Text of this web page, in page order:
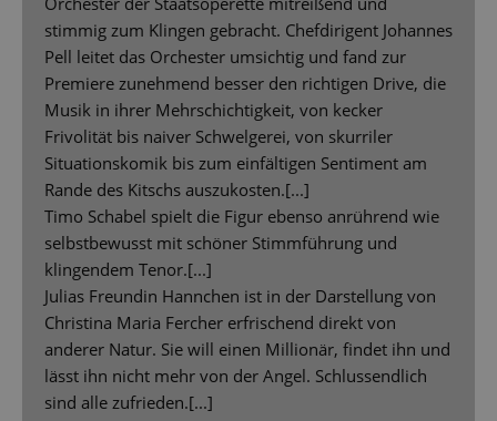
stimmig zum Klingen gebracht. Chefdirigent Johannes
Pell leitet das Orchester umsichtig und fand zur
Premiere zunehmend besser den richtigen Drive, die
Musik in ihrer Mehrschichtigkeit, von kecker
Frivolität bis naiver Schwelgerei, von skurriler
Situationskomik bis zum einfältigen Sentiment am
Rande des Kitschs auszukosten.[...]
Timo Schabel spielt die Figur ebenso anrührend wie
selbstbewusst mit schöner Stimmführung und
klingendem Tenor.[...]
Julias Freundin Hannchen ist in der Darstellung von
Christina Maria Fercher erfrischend direkt von
anderer Natur. Sie will einen Millionär, findet ihn und
lässt ihn nicht mehr von der Angel. Schlussendlich
sind alle zufrieden.[...]